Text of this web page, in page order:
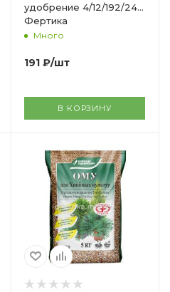
удобрение 4/12/192/240
Фертика
Много
191 ₽/шт
В КОРЗИНУ